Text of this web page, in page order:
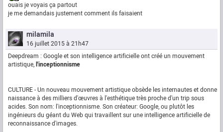
ouais je voyais ça partout
je me demandais justement comment ils faisaient
milamila
16 juillet 2015 à 21h47
Deepdream : Google et son intelligence artificielle ont créé un mouvement
artistique,l'inceptionnisme
CULTURE - Un nouveau mouvement artistique obsède les internautes et donne
naissance à des milliers d'œuvres à l'esthétique très proche d'un trip sous
acides. Son nom: l'inceptionnisme. Son créateur: Google, ou plutôt les
ingénieurs du géant du Web qui travaillent sur une intelligence artificielle de
reconnaissance d'images.